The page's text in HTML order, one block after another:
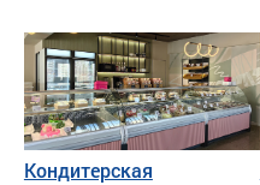
Кондитерская